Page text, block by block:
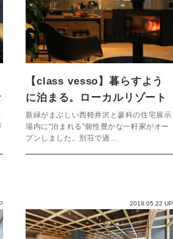
【class vesso】暮らすよう
に泊まる。ローカルリゾート
を体験して信州移住を考え
る。
新緑がまぶしい西軽井沢と蓼科の住宅展示
場内に“泊まれる”個性豊かな一軒家がオー
プンしました。別荘で過...
2018.05.22 UP